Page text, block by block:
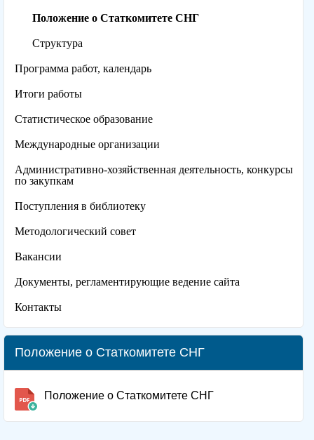
Положение о Статкомитете СНГ
Структура
Программа работ, календарь
Итоги работы
Статистическое образование
Международные организации
Административно-хозяйственная деятельность, конкурсы
по закупкам
Поступления в библиотеку
Методологический совет
Вакансии
Документы, регламентирующие ведение сайта
Контакты
Положение о Статкомитете СНГ
Положение о Статкомитете СНГ